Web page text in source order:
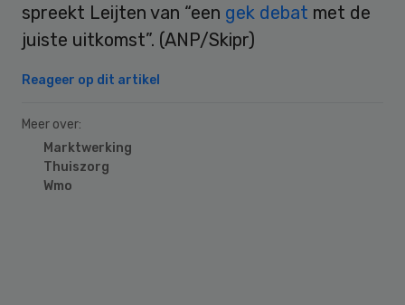
spreekt Leijten van “een gek debat met de
juiste uitkomst”. (ANP/Skipr)
Reageer op dit artikel
Meer over:
Marktwerking
Thuiszorg
Wmo